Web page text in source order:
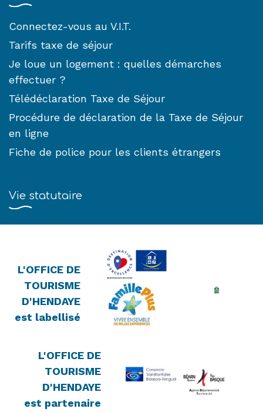
Connectez-vous au V.I.T.
Tarifs taxe de séjour
Je loue un logement : quelles démarches
effectuer ?
Télédéclaration Taxe de Séjour
Procédure de déclaration de la Taxe de Séjour
en ligne
Fiche de police pour les clients étrangers
Vie statutaire
L'OFFICE DE
TOURISME
D'HENDAYE
est labellisé
L'OFFICE DE
TOURISME
D'HENDAYE
est partenaire